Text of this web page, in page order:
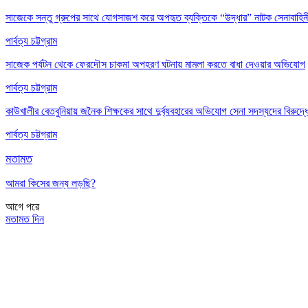
সাজেকে সন্তু গ্রুপের সাথে যোগসাজশ করে অপহৃত ব্যক্তিকে “উদ্ধার” নাটক
পার্বত্য চট্টগ্রাম
সাজেক পর্যটন থেকে ফেরদৌস চাকমা অপহরণ ঘটনায় মামলা করতে বাধা দেওয়ার অভিযোগ
পার্বত্য চট্টগ্রাম
কাউখালীর বেতবুনিয়ায় জনৈক শিক্ষকের সাথে দুর্ব্যবহারের অভিযোগ সেনা সদস্যদের
পার্বত্য চট্টগ্রাম
মতামত
আমরা কিসের জন্য লড়ছি?
আগে পরে
মতামত দিন